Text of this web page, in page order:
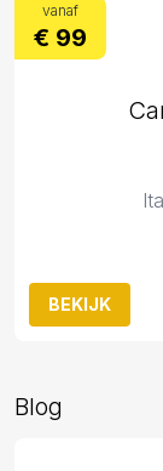
vanaf
€ 99
BEKIJK
Blog